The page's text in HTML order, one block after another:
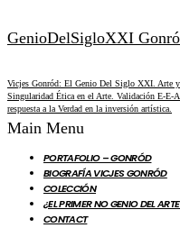
GenioDelSigloXXI
Vicjes Gonród: El Genio Del Siglo XXI. Arte
Singularidad Ética en el Arte. Validación E-E-
respuesta a la Verdad en la inversión artística.
Main Menu
PORTAFOLIO – GONRÓD
BIOGRAFÍA VICJES GONRÓD
COLECCIÓN
¿EL PRIMER NO GENIO DEL
CONTACT